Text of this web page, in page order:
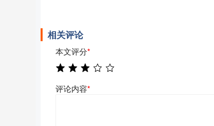
相关评论
本文评分*
评论内容*